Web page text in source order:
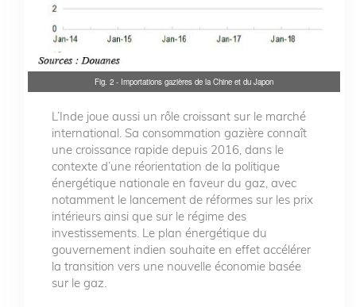
Fig. 2 - Importations gazières de la Chine et du Japon
L’Inde joue aussi un rôle croissant sur le marché
international. Sa consommation gazière connaît
une croissance rapide depuis 2016, dans le
contexte d’une réorientation de la politique
énergétique nationale en faveur du gaz, avec
notamment le lancement de réformes sur les prix
intérieurs ainsi que sur le régime des
investissements. Le plan énergétique du
gouvernement indien souhaite en effet accélérer
la transition vers une nouvelle économie basée
sur le gaz.